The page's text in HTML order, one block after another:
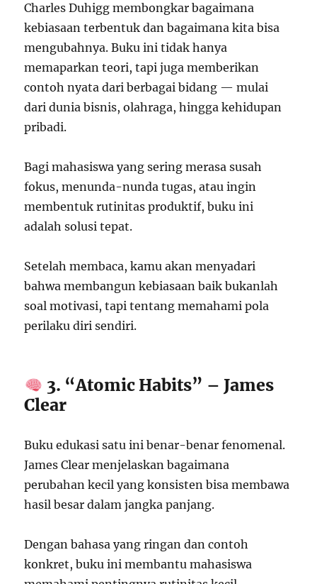
Charles Duhigg membongkar bagaimana
kebiasaan terbentuk dan bagaimana kita bisa
mengubahnya. Buku ini tidak hanya
memaparkan teori, tapi juga memberikan
contoh nyata dari berbagai bidang — mulai
dari dunia bisnis, olahraga, hingga kehidupan
pribadi.
Bagi mahasiswa yang sering merasa susah
fokus, menunda-nunda tugas, atau ingin
membentuk rutinitas produktif, buku ini
adalah solusi tepat.
Setelah membaca, kamu akan menyadari
bahwa membangun kebiasaan baik bukanlah
soal motivasi, tapi tentang memahami pola
perilaku diri sendiri.
3. “Atomic Habits” – James
Clear
Buku edukasi satu ini benar-benar fenomenal.
James Clear menjelaskan bagaimana
perubahan kecil yang konsisten bisa membawa
hasil besar dalam jangka panjang.
Dengan bahasa yang ringan dan contoh
konkret, buku ini membantu mahasiswa